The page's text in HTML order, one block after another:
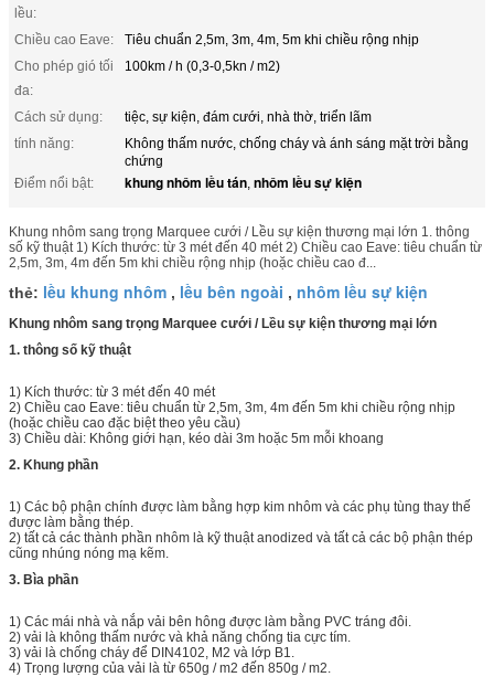
lều:
Chiều cao Eave:
Tiêu chuẩn 2,5m, 3m, 4m, 5m khi chiều rộng nhịp
Cho phép gió tối
đa:
100km / h (0,3-0,5kn / m2)
Cách sử dụng:
tiệc, sự kiện, đám cưới, nhà thờ, triển lãm
tính năng:
Không thấm nước, chống cháy và ánh sáng mặt trời bằng
chứng
Điểm nổi bật:
khung nhôm lều tán, nhôm lều sự kiện
Khung nhôm sang trọng Marquee cưới / Lều sự kiện thương mại lớn 1. thông
số kỹ thuật 1) Kích thước: từ 3 mét đến 40 mét 2) Chiều cao Eave: tiêu chuẩn từ
2,5m, 3m, 4m đến 5m khi chiều rộng nhịp (hoặc chiều cao đ...
thẻ: lều khung nhôm , lều bên ngoài , nhôm lều sự kiện
Khung nhôm sang trọng Marquee cưới / Lều sự kiện thương mại lớn
1. thông số kỹ thuật
1) Kích thước: từ 3 mét đến 40 mét
2) Chiều cao Eave: tiêu chuẩn từ 2,5m, 3m, 4m đến 5m khi chiều rộng nhịp
(hoặc chiều cao đặc biệt theo yêu cầu)
3) Chiều dài: Không giới hạn, kéo dài 3m hoặc 5m mỗi khoang
2. Khung phần
1) Các bộ phận chính được làm bằng hợp kim nhôm và các phụ tùng thay thế
được làm bằng thép.
2) tất cả các thành phần nhôm là kỹ thuật anodized và tất cả các bộ phận thép
cũng nhúng nóng mạ kẽm.
3. Bìa phần
1) Các mái nhà và nắp vải bên hông được làm bằng PVC tráng đôi.
2) vải là không thấm nước và khả năng chống tia cực tím.
3) vải là chống cháy để DIN4102, M2 và lớp B1.
4) Trọng lượng của vải là từ 650g / m2 đến 850g / m2.